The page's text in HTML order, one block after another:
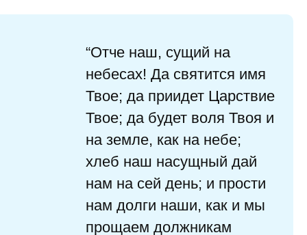
“Отче наш, сущий на
небесах! Да святится имя
Твое; да приидет Царствие
Твое; да будет воля Твоя и
на земле, как на небе;
хлеб наш насущный дай
нам на сей день; и прости
нам долги наши, как и мы
прощаем должникам